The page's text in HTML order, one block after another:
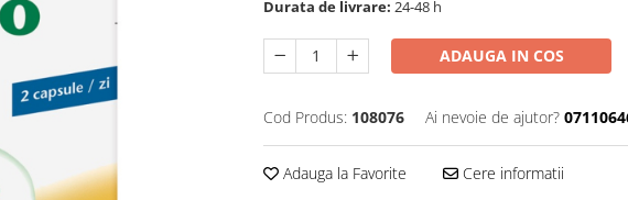
Durata de livrare: 24-48 h
ADAUGA IN COS
Cod Produs: 108076 Ai nevoie de ajutor?
Adauga la Favorite Cere informatii